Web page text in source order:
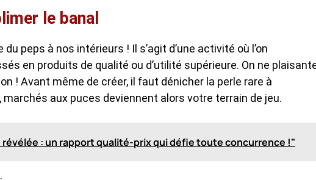
le banal
peps à nos intérieurs ! Il s’agit d’une activité où l’on
en produits de qualité ou d’utilité supérieure. On ne
! Avant même de créer, il faut dénicher la perle rare à
aux puces deviennent alors votre terrain de jeu.
révélée : un rapport qualité-prix qui défie toute concurrence !"